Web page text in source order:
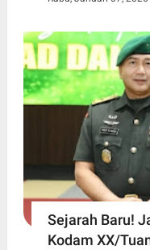
Sejarah Baru!
Kodam XX/